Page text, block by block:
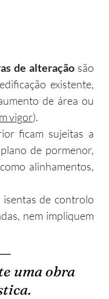
de alteração são
existente,
de área ou
vigor).
de pormenor,
alinhamentos,
isentas de controlo
nem impliquem
uma obra